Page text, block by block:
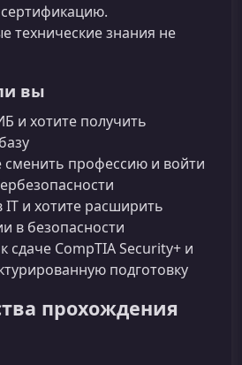
технические знания не
вы
и хотите получить
сменить профессию и войти
IT и хотите расширить
в безопасности
сдаче CompTIA Security+ и
подготовку
прохождения